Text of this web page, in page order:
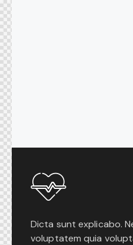
Dicta sunt explicabo.
voluptatem quia